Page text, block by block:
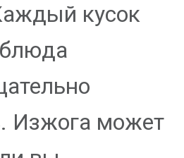
кусок
Изжога может